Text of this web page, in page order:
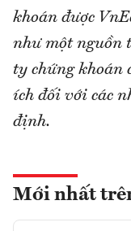
khoán được
như một nguồn
ty chứng khoán
ích đối với các
định.
Mới nhất